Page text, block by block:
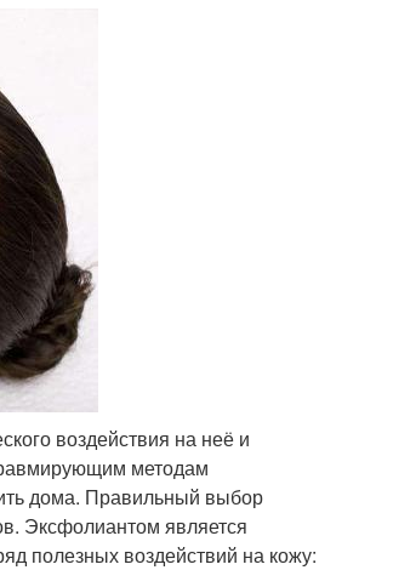
воздействия на неё и
методам
дома. Правильный выбор
Эксфолиантом является
полезных воздействий на кожу: